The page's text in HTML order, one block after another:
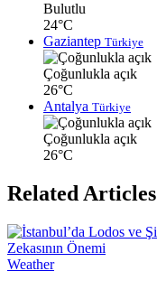
Bulutlu
24°C
Gaziantep Türkiye
Çoğunlukla açık
26°C
Antalya Türkiye
Çoğunlukla açık
26°C
Related Articles
Weather